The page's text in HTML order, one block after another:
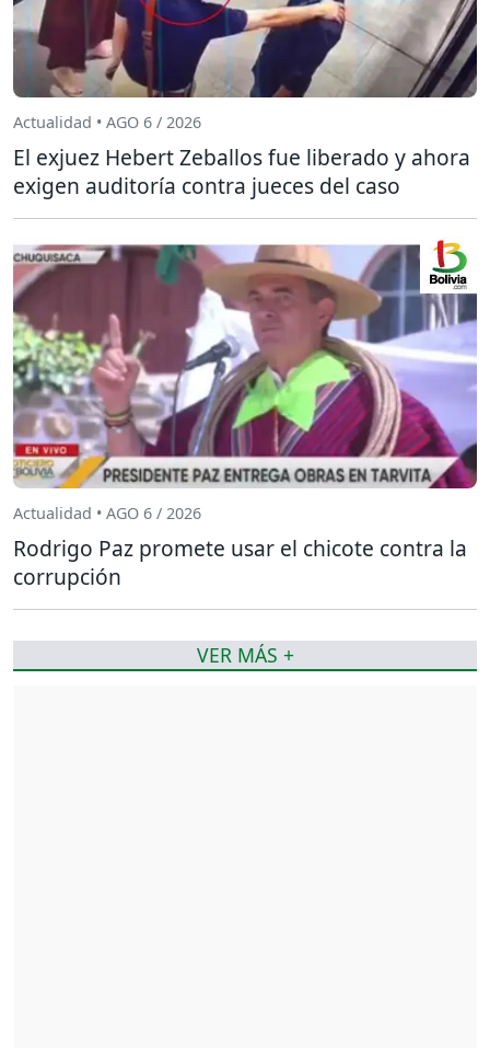
Actualidad • AGO 6 / 2026
El exjuez Hebert Zeballos fue liberado y ahora
exigen auditoría contra jueces del caso
Actualidad • AGO 6 / 2026
Rodrigo Paz promete usar el chicote contra la
corrupción
VER MÁS +